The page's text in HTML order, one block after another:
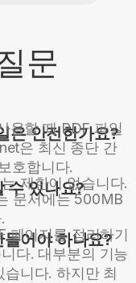
문
은 안전한가요?
용할 때 PDF 파일
은 최신 종단 간
호합니다.
수 있나요?
제한이 없습니다.
문서에는 500MB
어야 하나요?
페이지를 정리하기
다. 대부분의 기능
니다. 하지만 최